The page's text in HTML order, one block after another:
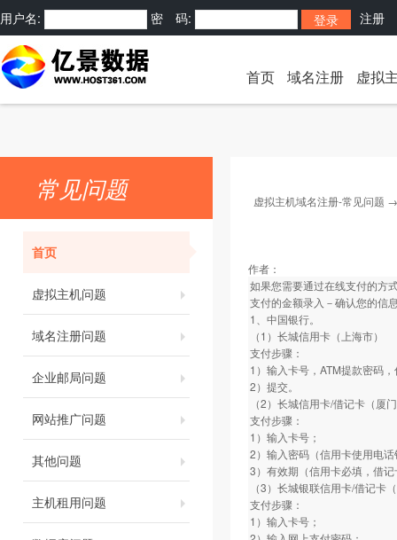
用户名: 密 码: 注册
首页 域名注册 虚拟
常见问题
首页
虚拟主机问题
域名注册问题
企业邮局问题
网站推广问题
其他问题
主机租用问题
虚拟主机域名注册-常见问题
作者：
如果您需要通过在线支付的方
支付的金额录入－确认您的信
1、中国银行。
（1）长城信用卡（上海市）
支付步骤：
1）输入卡号，ATM提款密码
2）提交。
（2）长城信用卡/借记卡（厦
支付步骤：
1）输入卡号；
2）输入密码（信用卡使用电
3）有效期（信用卡必填，借
（3）长城银联信用卡/借记卡
支付步骤：
1）输入卡号；